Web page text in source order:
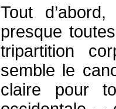
Tout
presque
tripartition
semble le
claire pour